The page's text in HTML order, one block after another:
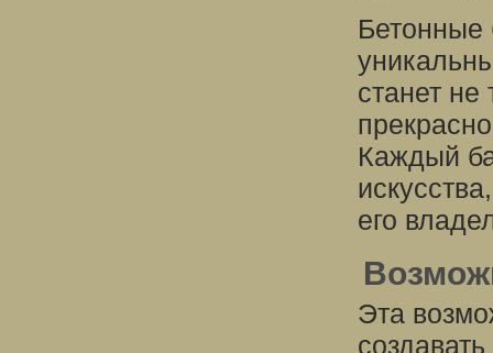
Бетонные
станет
Каждый
его
Эта